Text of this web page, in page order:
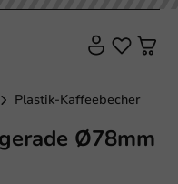
Plastik-Kaffeebecher
Ø78mm